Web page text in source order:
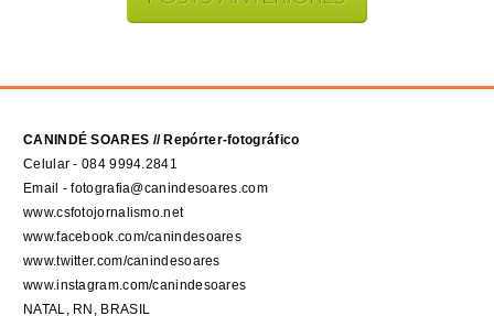
CANINDÉ SOARES // Repórter-fotográfico
Celular - 084 9994.2841
Email - fotografia@canindesoares.com
www.csfotojornalismo.net
www.facebook.com/canindesoares
www.twitter.com/canindesoares
www.instagram.com/canindesoares
NATAL, RN, BRASIL